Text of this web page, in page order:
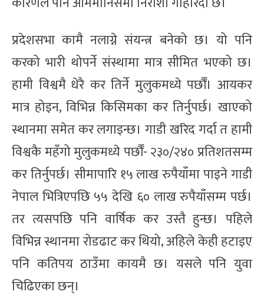
प्रदेशसभा कामै नलाग्ने संयन्त्र बनेको छ। यो पनि
करको भारी थोपर्ने संस्थामा मात्र सीमित भएको छ।
हामी विश्वमै धेरै कर तिर्ने मुलुकमध्ये पर्छौँ। आयकर
मात्र होइन, विभिन्न किसिमका कर तिर्नुपर्छ। खाएको
स्थानमा समेत कर लगाइन्छ। गाडी खरिद गर्दा त हामी
विश्वकै महँगो मुलुकमध्ये पर्छौँ- २३०/२४० प्रतिशतसम्म
कर तिर्नुपर्छ। सीमापारि १५ लाख रुपैयाँमा पाइने गाडी
नेपाल भित्रिएपछि ५५ देखि ६० लाख रुपैयाँसम्म पर्छ।
तर त्यसपछि पनि वार्षिक कर उस्तै हुन्छ। पहिले
विभिन्न स्थानमा रोडढाट कर थियो, अहिले केही हटाइए
पनि कतिपय ठाउँमा कायमै छ। यसले पनि युवा
चिढिएका छन्।